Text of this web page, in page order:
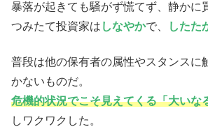
暴落が起きても騒がず慌てず、静かに
つみたて投資家は しなやかで、 したた
普段は他の保有者の属性やスタンスに
かないものだ。
危機的状況でこそ見えてくる「大いな
しワクワクした。